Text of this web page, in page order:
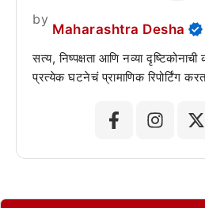
by
Maharashtra Desha
सत्य, निष्पक्षता आणि नव्या
प्रत्येक घटनेचं प्रामाणिक रिपोर्टिंग